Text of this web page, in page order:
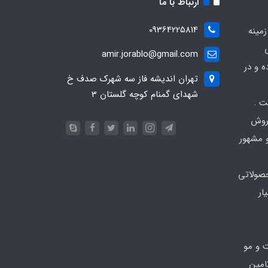
آغاز کرده و در
.
مشهور
و مو
09364225814
amir.jorablo@gmail.com
تهران اندیشه فاز سه شهرک صدف خ
شهدای گمنام کوچه گلستان 3